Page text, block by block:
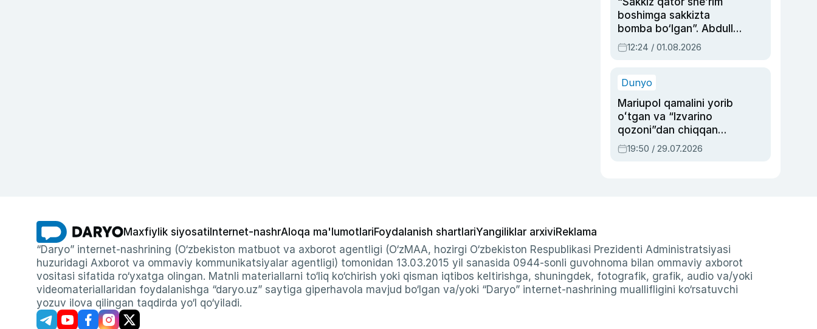
boshimga sakkizta
bomba bo‘lgan”. Abdulla
Oripovni siyosiy
ayblovlardan asrab
12:24 / 01.08.2026
Dunyo
Mariupol qamalini yorib
oʻtgan va “Izvarino
qozoni”dan chiqqan
qahramon — Ukraina
armiyasi bosh
19:50 / 29.07.2026
Maxfiylik siyosati Internet-nashrAloqa ma'lumotlariFoydalanish shartlariYangiliklar arxiviReklama
“Daryo” internet-nashrining (O‘zbekiston matbuot va axborot agentligi (O‘zMAA, hozirgi O‘zbekiston Respublikasi Prezidenti Administratsiyasi
huzuridagi Axborot va ommaviy kommunikatsiyalar agentligi) tomonidan 13.03.2015 yil sanasida 0944-sonli guvohnoma bilan ommaviy axborot
vositasi sifatida ro‘yxatga olingan. Matnli materiallarni to‘liq ko‘chirish yoki qisman iqtibos keltirishga, shuningdek, fotografik, grafik, audio va/yoki
videomateriallaridan foydalanishga “daryo.uz” saytiga giperhavola mavjud bo‘lgan va/yoki “Daryo” internet-nashrining muallifligini ko‘rsatuvchi
yozuv ilova qilingan taqdirda yo‘l qo‘yiladi.